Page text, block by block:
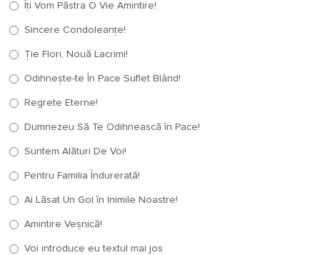
Îți Vom Păstra O Vie Amintire!
Sincere Condoleanțe!
Ție Flori, Nouă Lacrimi!
Odihnește-te În Pace Suflet Blând!
Regrete Eterne!
Dumnezeu Să Te Odihnească în Pace!
Suntem Alături De Voi!
Pentru Familia Îndurerată!
Ai Lăsat Un Gol în Inimile Noastre!
Amintire Veșnică!
Voi introduce eu textul mai jos